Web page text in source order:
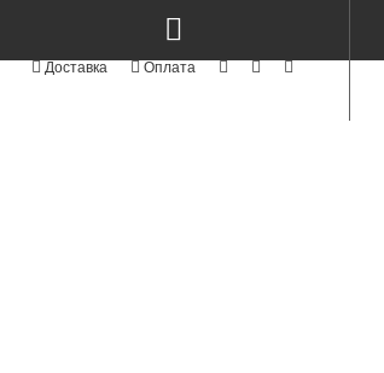
Доставка Оплата